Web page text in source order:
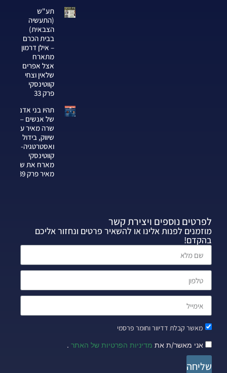
תע"ש
(התעשיה
הצבאית)
בבית הכרם
– אילן דרמון
מתארח
אצל אפרים
שלאין וצחי
קווטינסקי
פרק 33
תהיו בני אדם
של אנשים —
שרה מאיר על
שיווק, בידול
ואסטרטגיה-צחי
קווטינסקי
מארח את שרה
מאיר פרק 339
לפרטים נוספים ויצירת קשר
מוזמנים לפנות אלינו או להשאיר פרטים ונחזור אליכם
בהקדם!
מאשר קבלת דדיוור וחומר פרסמי
אני מאשר/ת את מדיניות הפרטיות של האתר .
שליחה